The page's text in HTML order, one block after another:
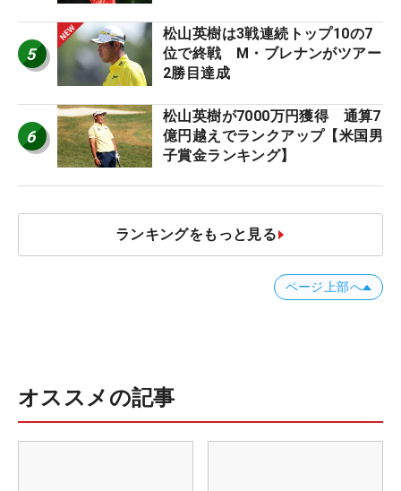
5
松山英樹は3戦連続トップ10の7
位で終戦 M・ブレナンがツアー
2勝目達成
6
松山英樹が7000万円獲得 通算7
億円越えでランクアップ【米国男
子賞金ランキング】
ランキングをもっと見る
ページ上部へ
オススメの記事